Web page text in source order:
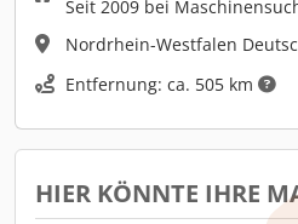
Seit 2009 bei
Nordrhein-Westfalen
Entfernung: ca. 505 km
HIER KÖNNTE IHRE